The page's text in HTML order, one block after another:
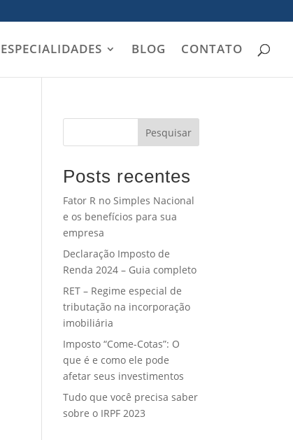
ESPECIALIDADES BLOG CONTATO
Pesquisar
Posts recentes
Fator R no Simples Nacional
e os benefícios para sua
empresa
Declaração Imposto de
Renda 2024 – Guia completo
RET – Regime especial de
tributação na incorporação
imobiliária
Imposto “Come-Cotas”: O
que é e como ele pode
afetar seus investimentos
Tudo que você precisa saber
sobre o IRPF 2023